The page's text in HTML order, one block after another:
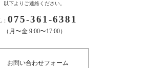
以下よりご連絡ください。
075-361-6381
（月〜金 9:00〜17:00）
お問い合わせフォーム